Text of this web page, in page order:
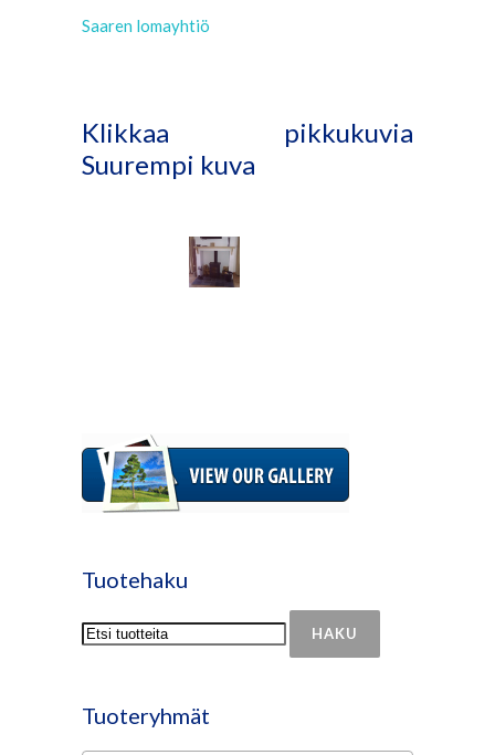
Saaren lomayhtiö
Klikkaa pikkukuvia
Suurempi kuva
Tuotehaku
HAKU
Tuoteryhmät